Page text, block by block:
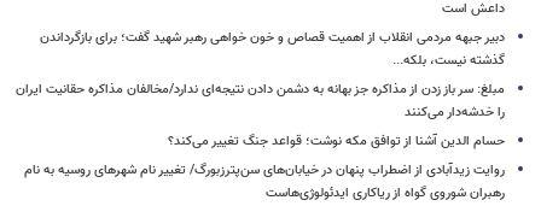
داعش است
دبیر جبهه مردمی انقلاب از اهمیت قصاص و خون خواهی رهبر شهید گفت؛ برای بازگرداندن
گذشته نیست، بلکه...
مبلغ: سر باز زدن از مذاکره‌ جز بهانه به دشمن دادن نتیجه‌ای ندارد/مخالفان مذاکره حقانیت ایران
را خدشه‌دار می‌کنند
حسام الدین آشنا از توافق مکه نوشت؛ قواعد جنگ تغییر می‌کند؟
روایت زیدآبادی از اضطراب پنهان در خیابان‌های سن‌پترزبورگ/ تغییر نام شهرهای روسیه به نام
رهبران شوروی گواه از ریاکاری ایدئولوژی‌هاست